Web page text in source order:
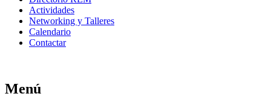
Actividades
Networking y Talleres
Calendario
Contactar
Menú